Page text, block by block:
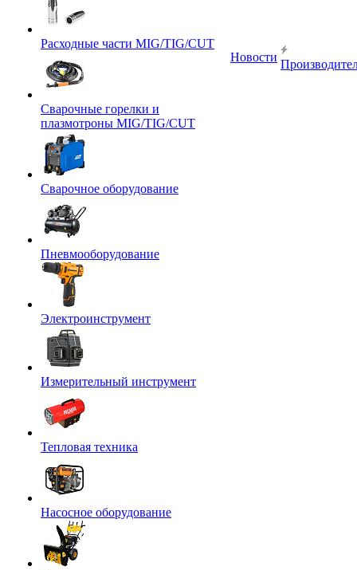
Расходные части MIG/TIG/CUT
Сварочные горелки и
плазмотроны MIG/TIG/CUT
Сварочное оборудование
Пневмооборудование
Электроинструмент
Измерительный инструмент
Тепловая техника
Насосное оборудование
Новости